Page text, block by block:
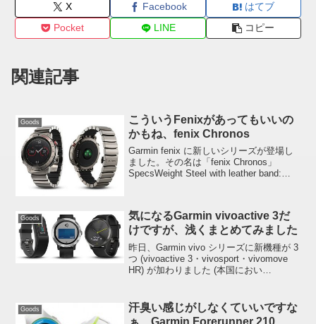
X Facebook
はてブ
Pocket
LINE コピー
関連記事
Goods
こういうFenixがあってもいいの
かもね、fenix Chronos
Garmin fenix に新しいシリーズが登場し
ました。その名は「fenix Chronos」
SpecsWeight Steel with leather band:
Goods
気になるGarmin vivoactive 3だ
けですが、浅くまとめてみました
昨日、Garmin vivo シリーズに新機種が 3
つ (vivoactive 3・vivosport・vivomove
HR) が加わりました (本国におい
Goods
汗臭い感じがしなくていいですな
ぁ、Garmin Forerunner 210、